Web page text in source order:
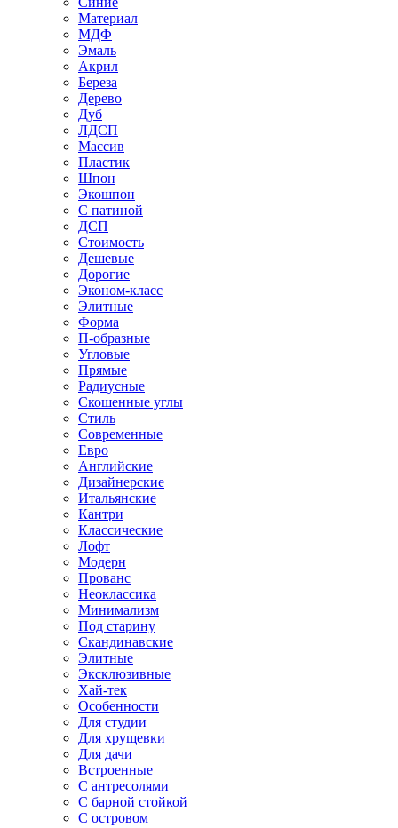
Материал
МДФ
Эмаль
Акрил
Береза
Дерево
Дуб
ЛДСП
Массив
Пластик
Шпон
Экошпон
С патиной
ДСП
Стоимость
Дешевые
Дорогие
Эконом-класс
Элитные
Форма
П-образные
Угловые
Прямые
Радиусные
Скошенные углы
Стиль
Современные
Евро
Английские
Дизайнерские
Итальянские
Кантри
Классические
Лофт
Модерн
Прованс
Неоклассика
Минимализм
Под старину
Скандинавские
Элитные
Эксклюзивные
Хай-тек
Особенности
Для студии
Для хрущевки
Для дачи
Встроенные
С антресолями
С барной стойкой
С островом